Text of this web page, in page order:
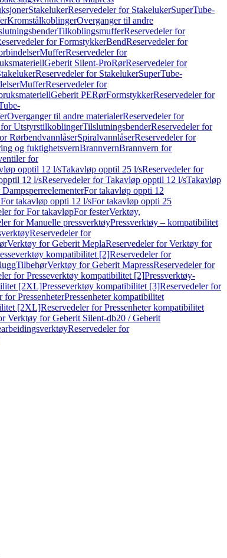
StakelukerReservedeler for StakelukerSuperTube-
KromstålkoblingerOverganger til andre
TilkoblingsmufferReservedeler for
for FormstykkerBendReservedeler for
MufferReservedeler for
Geberit Silent-ProRørReservedeler for
Reservedeler for StakelukerSuperTube-
MufferReservedeler for
Geberit PERørFormstykkerReservedeler for
Overganger til andre materialerReservedeler for
for UtstyrstilkoblingerTilslutningsbenderReservedeler for
RørbendvannlåserSpiralvannlåserReservedeler for
og fuktighetsvernBrannvernBrannvern for
for
opptil 12 l/sTakavløp opptil 25 l/sReservedeler for
12 l/sReservedeler for Takavløp opptil 12 l/sTakavløp
For takavløp oppti 12
takavløp oppti 12 l/sFor takavløp oppti 25
for For takavløpFor festerVerktøy,
for Manuelle pressverktøyPressverktøy – kompatibilitet
Reservedeler for
Verktøy for Geberit MeplaReservedeler for Verktøy for
kompatibilitet [2]Reservedeler for
TilbehørVerktøy for Geberit MapressReservedeler for
for Presseverktøy kompatibilitet [2]Pressverktøy-
[2XL]Presseverktøy kompatibilitet [3]Reservedeler for
for PressenheterPressenheter kompatibilitet
[2XL]Reservedeler for Pressenheter kompatibilitet
Verktøy for Geberit Silent-db20 / Geberit
Reservedeler for